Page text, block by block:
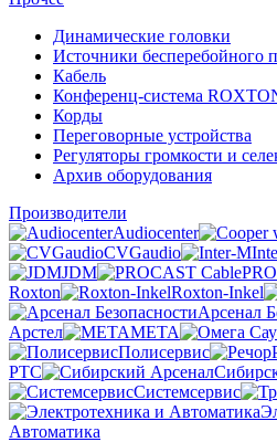
Динамические головки
Источники бесперебойного
Кабель
Конференц-система
Корды
Переговорные устройства
Регуляторы громкости и
Архив оборудования
Производители
Audiocenter
CVGaudio
JDM
Roxton
Roxton-Inkel
Арсенал
Арстел
МЕТА
Полисервис
РТС
Системсервис
Автоматика